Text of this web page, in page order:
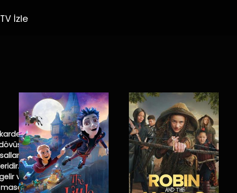
TV İzle
amansız
eksik
Gece,
ve hepsini kendi
masalları gerçeğe